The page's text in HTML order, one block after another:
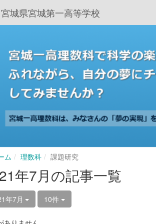
宮城県宮城第一高等学校
ム 理数科 課題研究
年7月の記事一覧
年7月 10件